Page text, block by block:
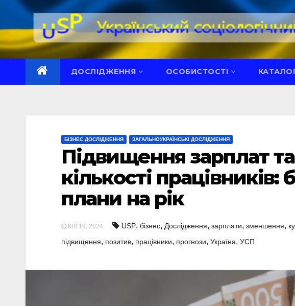
Перейти
вмісту
ДОСЛІДЖЕННЯ ОСОБИСТОСТІ
БІЗНЕС ДОСЛІДЖЕННЯ ЗАГАЛЬНОУКРАЇНСЬКІ ДОСЛІДЖЕННЯ
Підвищення зарплат
кількості працівників:
плани на рік
КВІ 19, 2024 USP, бізнес, Дослідження, зарплати, зменшення,
підвищення, позитив, працівники, прогнози, Україна, УСП